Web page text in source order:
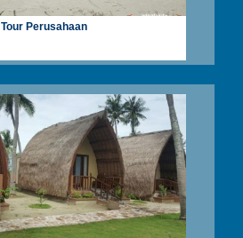
Tour Perusahaan